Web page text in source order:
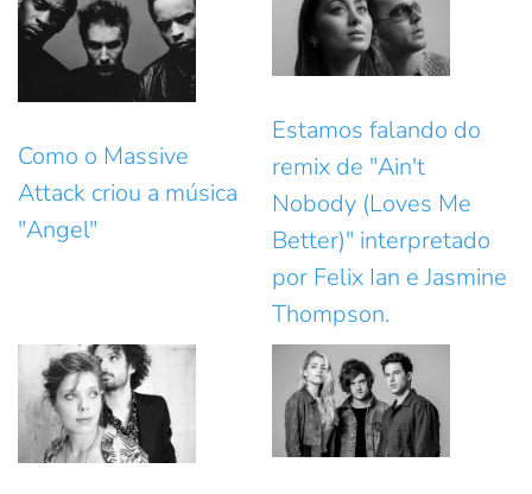
Como o Massive
Attack criou a música
"Angel"
Estamos falando do
remix de "Ain't
Nobody (Loves Me
Better)" interpretado
por Felix Ian e Jasmine
Thompson.